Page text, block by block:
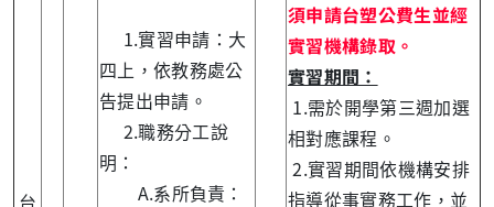
台
1.實習申請：大
四上，依教務處公
告提出申請。
2.職務分工說
明：
A.系所負責：
須申請台塑公費生並經
實習機構錄取。
實習期間：
1.需於開學第三週加選
相對應課程。
2.實習期間依機構安排
指導從事實務工作，並